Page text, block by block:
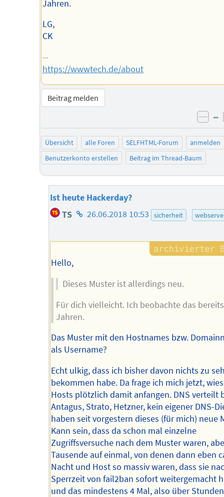
Jahren.
LG,
CK
--
https://wwwtech.de/about
Beitrag melden
–
Übersicht alle Foren SELFHTML-Forum
anmelden
Benutzerkonto erstellen
Beitrag im Thread-Baum
Ist heute Hackerday?
TS Homepage
Autors
26.06.2018 10:53 sicherheit
Hello,
Dieses Muster ist allerdings neu.
Für dich vielleicht. Ich beobachte das
Jahren.
Das Muster mit den Hostnames bzw.
als Username?
Echt ulkig, dass ich bisher davon nichts zu
bekommen habe. Da frage ich mich jetzt,
Hosts plötzlich damit anfangen. DNS verteilt
Antagus, Strato, Hetzner, kein eigener DNS-
haben seit vorgestern dieses (für mich) neue
Kann sein, dass da schon mal einzelne
Zugriffsversuche nach dem Muster waren,
Tausende auf einmal, von denen dann eben
Nacht und Host so massiv waren, dass sie
Sperrzeit von fail2ban sofort weitergemacht
und das mindestens 4 Mal, also über